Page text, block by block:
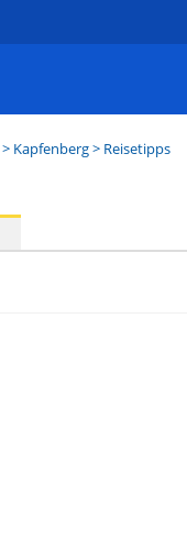
> Kapfenberg> Reisetipps